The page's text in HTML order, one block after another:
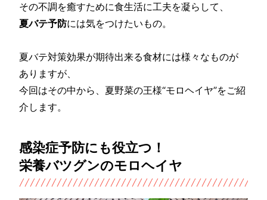
その不調を癒すために食生活に工夫を凝らして、
夏バテ予防には気をつけたいもの。
夏バテ対策効果が期待出来る食材には様々なものが
ありますが、
今回はその中から、夏野菜の王様“モロヘイヤ”をご紹
介します。
感染症予防にも役立つ！
栄養バツグンのモロヘイヤ